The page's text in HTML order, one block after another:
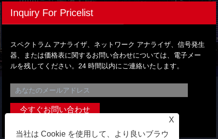
Inquiry For Pricelist
スペクトラム アナライザ、ネットワーク アナライザ、信号発生
器、または価格表に関するお問い合わせについては、電子メー
ルを残してください。24 時間以内にご連絡いたします。
X
当社は Cookie を使用して、より良いブラウ